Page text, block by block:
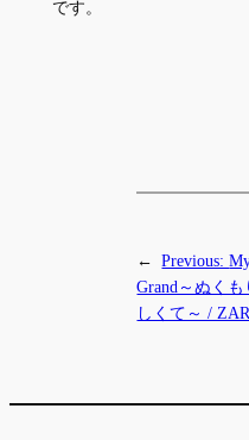
です。
← Previous:
Grand～ぬくも
しくて～ /